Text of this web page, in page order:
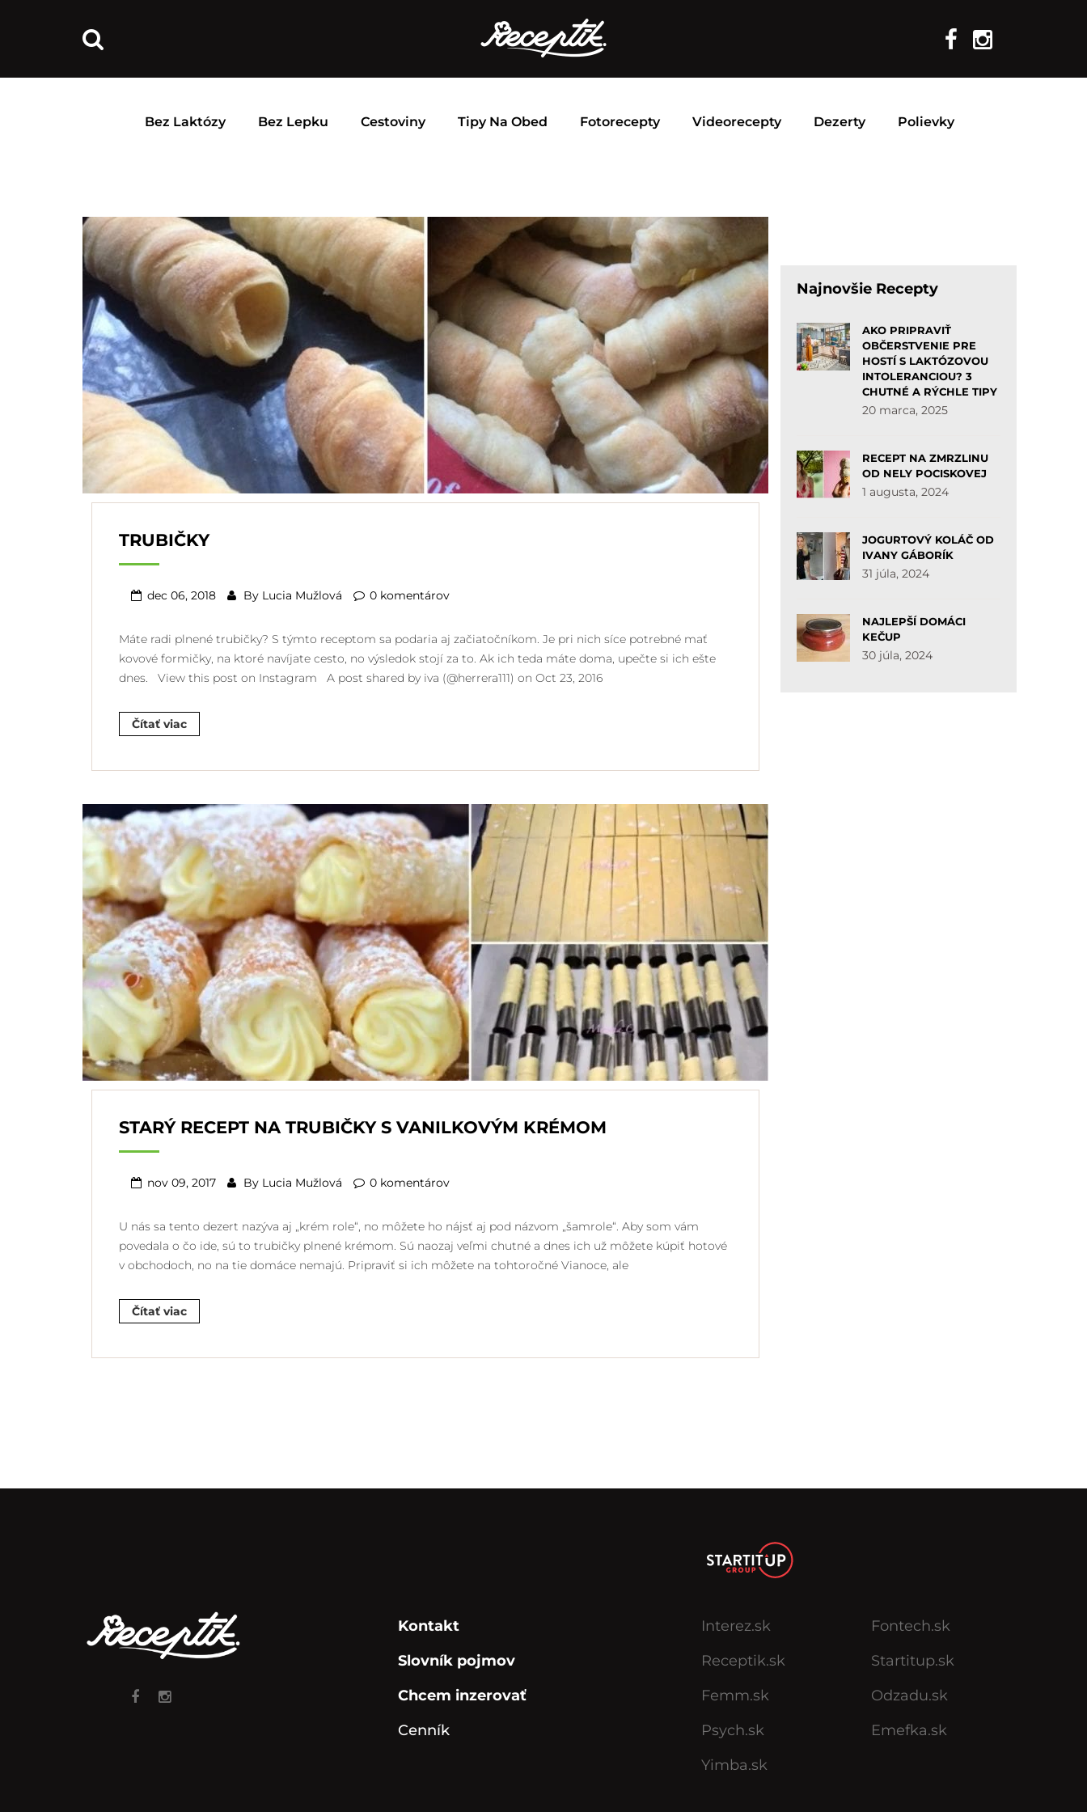
Bez Laktózy Bez Lepku Cestoviny Tipy Na Obed Fotorecepty Videorecepty Dezerty Polievky
TRUBIČKY
dec 06, 2018 By Lucia Mužlová 0 komentárov
Máte radi plnené trubičky? S týmto receptom sa podaria aj začiatočníkom. Je pri nich síce potrebné mať
kovové formičky, na ktoré navíjate cesto, no výsledok stojí za to. Ak ich teda máte doma, upečte si ich ešte
dnes. View this post on Instagram A post shared by iva (@herrera111) on Oct 23, 2016
Čítať viac
STARÝ RECEPT NA TRUBIČKY S VANILKOVÝM KRÉMOM
nov 09, 2017 By Lucia Mužlová 0 komentárov
U nás sa tento dezert nazýva aj „krém role“, no môžete ho nájsť aj pod názvom „šamrole“. Aby som vám
povedala o čo ide, sú to trubičky plnené krémom. Sú naozaj veľmi chutné a dnes ich už môžete kúpiť hotové
v obchodoch, no na tie domáce nemajú. Pripraviť si ich môžete na tohtoročné Vianoce, ale
Čítať viac
Najnovšie Recepty
AKO PRIPRAVIŤ
OBČERSTVENIE PRE
HOSTÍ S LAKTÓZOVOU
INTOLERANCIOU? 3
CHUTNÉ A RÝCHLE TIPY
20 marca, 2025
RECEPT NA ZMRZLINU
OD NELY POCISKOVEJ
1 augusta, 2024
JOGURTOVÝ KOLÁČ OD
IVANY GÁBORÍK
31 júla, 2024
NAJLEPŠÍ DOMÁCI
KEČUP
30 júla, 2024
Kontakt
Slovník pojmov
Chcem inzerovať
Cenník
Interez.sk
Receptik.sk
Femm.sk
Psych.sk
Yimba.sk
Fontech.sk
Startitup.sk
Odzadu.sk
Emefka.sk